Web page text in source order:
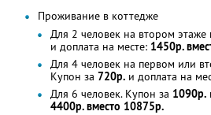
Проживание в коттедже
Для 2 человек на втором этаже
и доплата на месте: 1450р.
Для 4 человек на первом или
Купон за 720р. и доплата на
Для 6 человек. Купон за 1090р.
4400р. вместо 10875р.